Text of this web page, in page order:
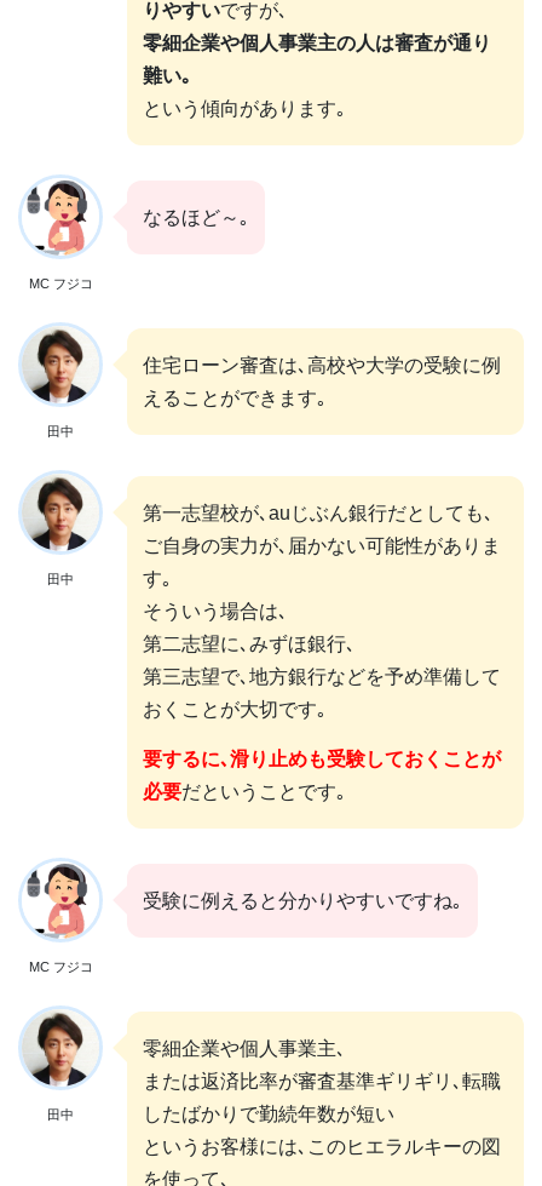
りやすいですが､
零細企業や個人事業主の人は審査が通り
難い｡
という傾向があります｡
MC フジコ
なるほど～｡
田中
住宅ローン審査は､高校や大学の受験に例
えることができます｡
田中
第一志望校が､auじぶん銀行だとしても､
ご自身の実力が､届かない可能性がありま
す｡
そういう場合は､
第二志望に､みずほ銀行､
第三志望で､地方銀行などを予め準備して
おくことが大切です｡
要するに､滑り止めも受験しておくことが
必要だということです｡
MC フジコ
受験に例えると分かりやすいですね｡
田中
零細企業や個人事業主､
または返済比率が審査基準ギリギリ､転職
したばかりで勤続年数が短い
というお客様には､このヒエラルキーの図
を使って､